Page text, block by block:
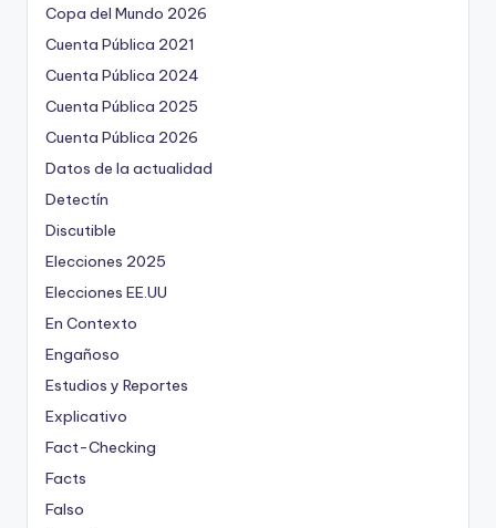
Copa del Mundo 2026
Cuenta Pública 2021
Cuenta Pública 2024
Cuenta Pública 2025
Cuenta Pública 2026
Datos de la actualidad
Detectín
Discutible
Elecciones 2025
Elecciones EE.UU
En Contexto
Engañoso
Estudios y Reportes
Explicativo
Fact-Checking
Facts
Falso